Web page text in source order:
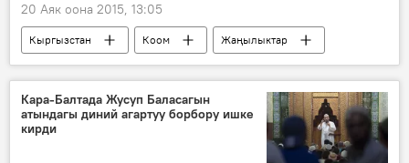
20 Аяк оона 2015, 13:05
Кыргызстан Коом
Жаңылыктар
Шайлоонун жүрүшү
Абдырахман Маматалиев
Жогорку Кеңеш
укук коргоо органдары
Кара-Балтада Жусуп Баласагын
атындагы диний агартуу борбору ишке
кирди